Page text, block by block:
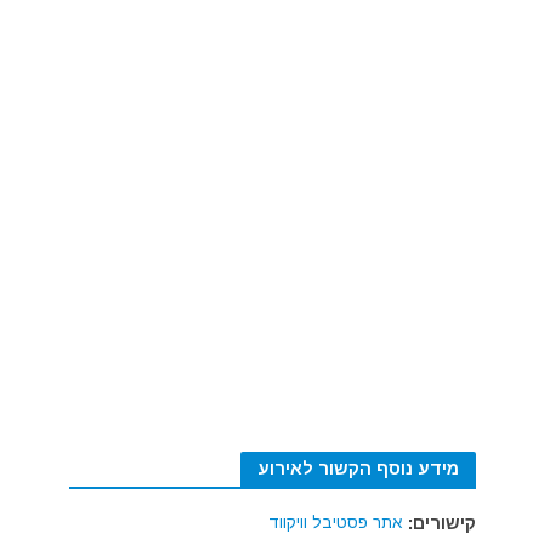
מידע נוסף הקשור לאירוע
קישורים: אתר פסטיבל וויקווד